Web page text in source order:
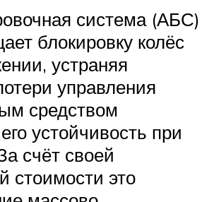
система (АБС)
блокировку колёс
устраняя
управления
средством
устойчивость при
счёт своей
стоимости это